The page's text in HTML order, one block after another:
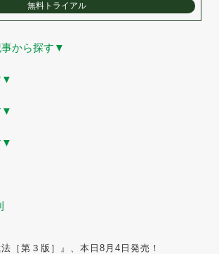
無料トライアル
から探す ▼
▼
▼
▼
［第３版］』、本日8月4日発売！